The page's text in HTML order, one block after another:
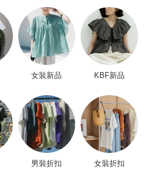
女裝新品 KBF新品
男裝折扣 女裝折扣